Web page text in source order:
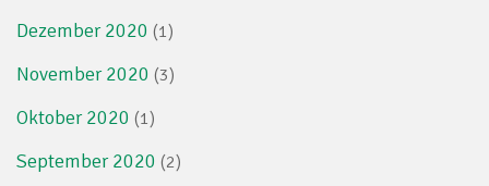
Dezember 2020 (1)
November 2020 (3)
Oktober 2020 (1)
September 2020 (2)